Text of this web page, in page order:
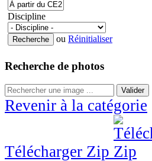
Discipline
ou Réinitialiser
Recherche de photos
Valider
Revenir à la catégorie
Télécharger Zip